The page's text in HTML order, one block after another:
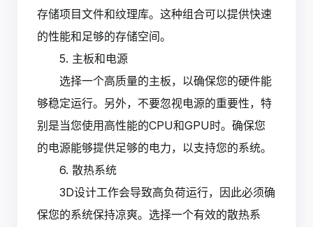
存储项目文件和纹理库。这种组合可以提供快速
的性能和足够的存储空间。
5. 主板和电源
选择一个高质量的主板，以确保您的硬件能
够稳定运行。另外，不要忽视电源的重要性，特
别是当您使用高性能的CPU和GPU时。确保您
的电源能够提供足够的电力，以支持您的系统。
6. 散热系统
3D设计工作会导致高负荷运行，因此必须确
保您的系统保持凉爽。选择一个有效的散热系